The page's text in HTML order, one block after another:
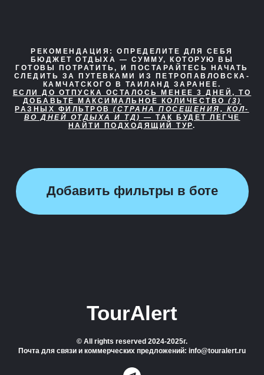
РЕКОМЕНДАЦИЯ:
ОПРЕДЕЛИТЕ ДЛЯ СЕБЯ
БЮДЖЕТ ОТДЫХА — СУММУ, КОТОРУЮ ВЫ
ГОТОВЫ ПОТРАТИТЬ, И ПОСТАРАЙТЕСЬ НАЧАТЬ
СЛЕДИТЬ ЗА ПУТЕВКАМИ ИЗ ПЕТРОПАВЛОВСКА-
КАМЧАТСКОГО В ТАИЛАНД ЗАРАНЕЕ.
ЕСЛИ ДО ОТПУСКА ОСТАЛОСЬ МЕНЕЕ 3 ДНЕЙ, ТО
ДОБАВЬТЕ МАКСИМАЛЬНОЕ КОЛИЧЕСТВО (3)
РАЗНЫХ ФИЛЬТРОВ(СТРАНА ПОСЕЩЕНИЯ, КОЛ-
ВО ДНЕЙ ОТДЫХА И ТД) — ТАК БУДЕТ ЛЕГЧЕ
НАЙТИ ПОДХОДЯЩИЙ ТУР.
Добавить фильтры в боте
TourAlert
© All rights reserved 2024-2025г.
Почта для связи и коммерческих предложений: info@touralert.ru